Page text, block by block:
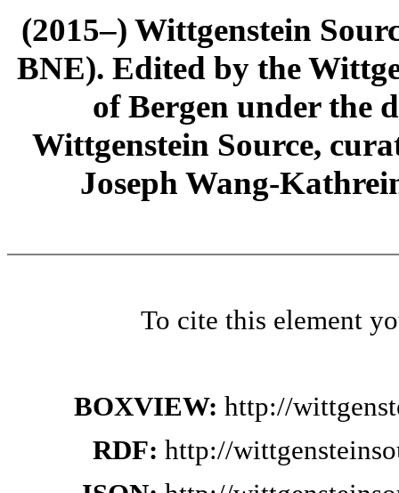
(2015–) Wittgenstein
BNE). Edited by the
of Bergen under the
Wittgenstein Source,
Joseph Wang-
To cite this element
BOXVIEW: http://
RDF: http://